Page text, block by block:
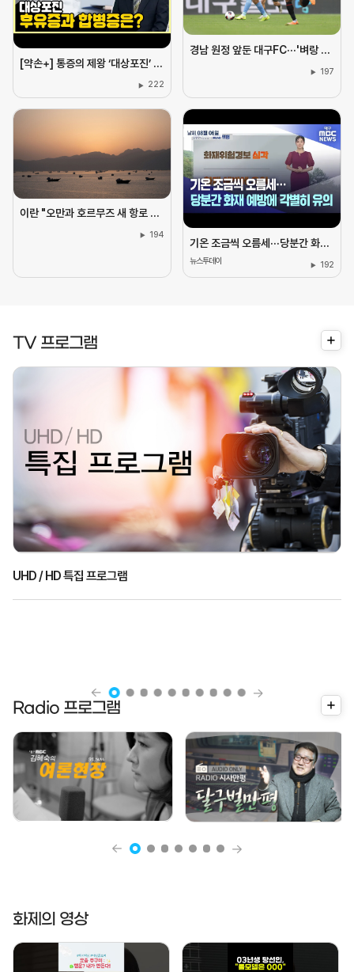
[약손+] 통증의 제왕 ‘대상포진’ 예방과 치료 ⑦대상포진 후유증과 합병증은?
222
경남 원정 앞둔 대구FC···'벼랑 끝 심정, 절실한 각오'로 승리 도전해야
197
이란 "오만과 호르무즈 새 항로 합의···선박 항로 상당 부분 이란 영해 통과"
194
기온 조금씩 오름세···당분간 화재 예방에 각별히 유의
뉴스투데이 192
TV 프로그램
UHD / HD 특집 프로그램
더
보
기
Radio 프로그램
더
보
기
화제의 영상